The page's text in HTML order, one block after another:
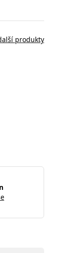
produkty